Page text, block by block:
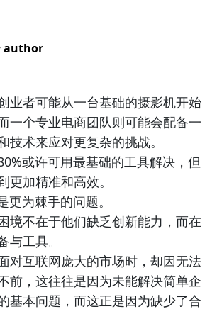
author
业者可能从一台基础的摄影机开始
一个专业电商团队则可能会配备一
技术来应对更复杂的挑战。
或许可用最基础的工具解决，但
更加精准和高效。
更为棘手的问题。
境不在于他们缺乏创新能力，而在
与工具。
对互联网庞大的市场时，却因无法
前，这往往是因为未能解决简单企
基本问题，而这正是因为缺少了合